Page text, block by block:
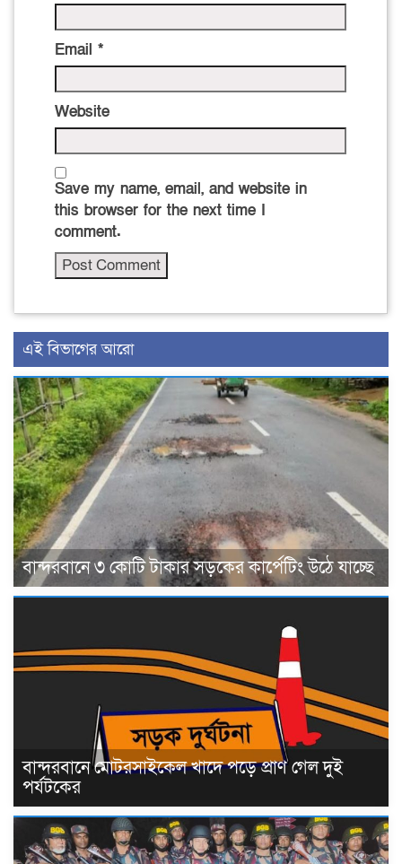
Email *
Website
Save my name, email, and website in
this browser for the next time I
comment.
এই বিভাগের আরো
বান্দরবানে ৩ কোটি টাকার সড়কের কার্পেটিং উঠে যাচ্ছে
বান্দরবানে মোটরসাইকেল খাদে পড়ে প্রাণ গেল দুই
পর্যটকের